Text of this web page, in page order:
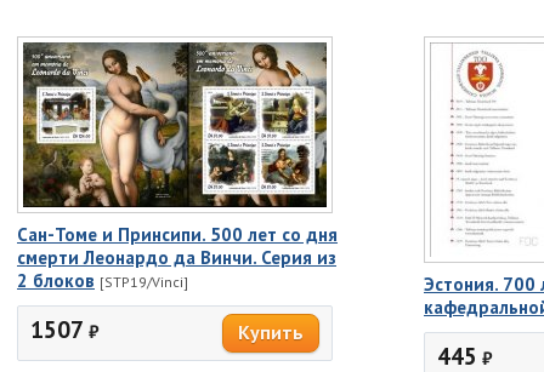
Сан-Томе и Принсипи. 500 лет со дня
смерти Леонардо да Винчи. Серия из
2 блоков [STP19/Vinci]
1507 ₽
Эстония. 700
445 ₽